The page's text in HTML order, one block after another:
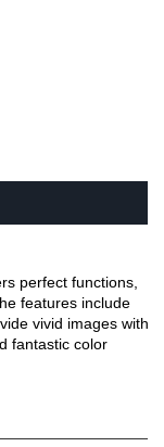
perfect functions,
features include
vivid images with
fantastic color